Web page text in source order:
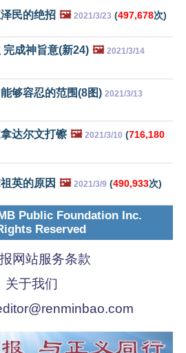
民的绝招 🖼️ 2021/3/23 (497,678次)
成神旨意(新24) 🖼️ 2021/3/14
够容忍的范围(8图) 2021/3/13
达尔文打镲 🖼️ 2021/3/10 (716,180
英的原因 🖼️ 2021/3/9 (490,933次)
Public Foundation Inc.
Reserved
网站服务条款
关于我们